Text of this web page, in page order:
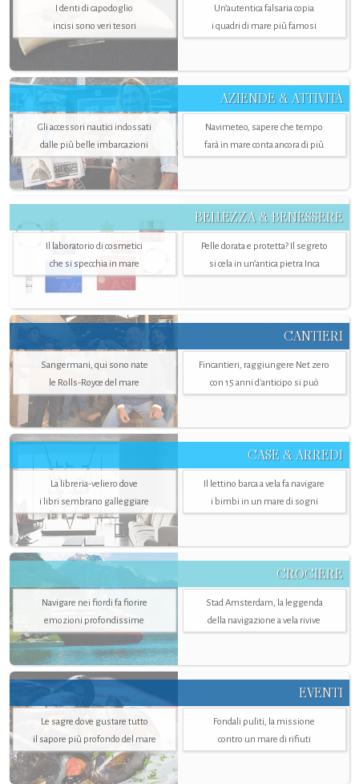
I denti di capodoglio
incisi sono veri tesori
Un’autentica falsaria copia
i quadri di mare più famosi
AZIENDE & ATTIVITÀ
Gli accessori nautici indossati
dalle più belle imbarcazioni
Navimeteo, sapere che tempo
farà in mare conta ancora di più
BELLEZZA & BENESSERE
Il laboratorio di cosmetici
che si specchia in mare
Pelle dorata e protetta? Il segreto
si cela in un’antica pietra Inca
CANTIERI
Sangermani, qui sono nate
le Rolls-Royce del mare
Fincantieri, raggiungere Net zero
con 15 anni d'anticipo si può
CASE & ARREDI
La libreria-veliero dove
i libri sembrano galleggiare
Il lettino barca a vela fa navigare
i bimbi in un mare di sogni
CROCIERE
Navigare nei fiordi fa fiorire
emozioni profondissime
Stad Amsterdam, la leggenda
della navigazione a vela rivive
EVENTI
Le sagre dove gustare tutto
il sapore più profondo del mare
Fondali puliti, la missione
contro un mare di rifiuti